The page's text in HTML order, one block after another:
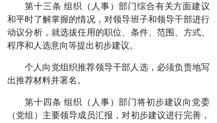
第十三条 组织（人事）部门综合有关方面建议
和平时了解掌握的情况，对领导班子和领导干部进行
动议分析，就选拔任用的职位、条件、范围、方式、
程序和人选意向等提出初步建议。
个人向党组织推荐领导干部人选，必须负责地写
出推荐材料并署名。
第十四条 组织（人事）部门将初步建议向党委
（党组）主要领导成员汇报，对初步建议进行完善，